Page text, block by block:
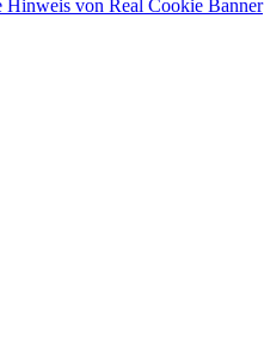
Hinweis von Real Cookie Banner